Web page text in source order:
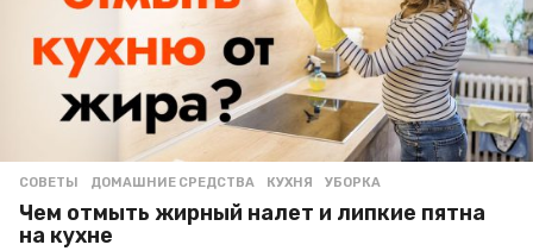
СОВЕТЫ ДОМАШНИЕ СРЕДСТВА ,КУХНЯ ,УБОРКА
Чем отмыть жирный налет и липкие пятна
на кухне